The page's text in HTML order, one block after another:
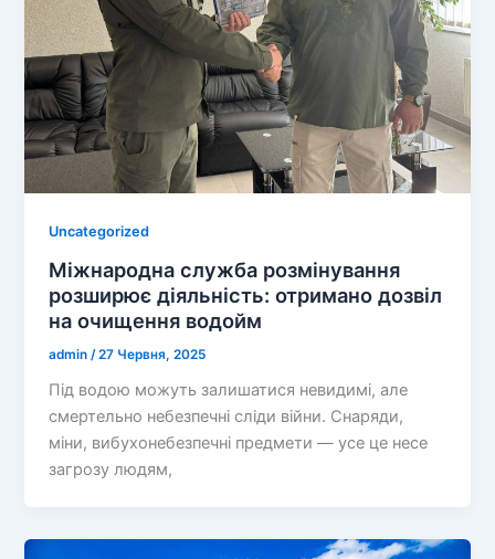
Uncategorized
Міжнародна служба розмінування
розширює діяльність: отримано дозвіл
на очищення водойм
admin /27 Червня, 2025
Під водою можуть залишатися невидимі, але
смертельно небезпечні сліди війни. Снаряди,
міни, вибухонебезпечні предмети — усе це несе
загрозу людям,